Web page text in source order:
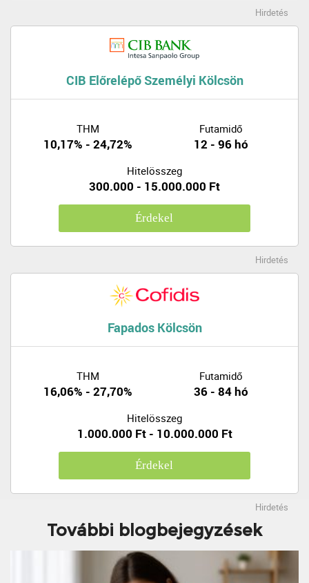
Hirdetés
CIB Előrelépő Személyi Kölcsön
THM
10,17% - 24,72%
Futamidő
12 - 96 hó
Hitelösszeg
300.000 - 15.000.000 Ft
Érdekel
Hirdetés
Fapados Kölcsön
THM
16,06% - 27,70%
Futamidő
36 - 84 hó
Hitelösszeg
1.000.000 Ft - 10.000.000 Ft
Érdekel
Hirdetés
További blogbejegyzések